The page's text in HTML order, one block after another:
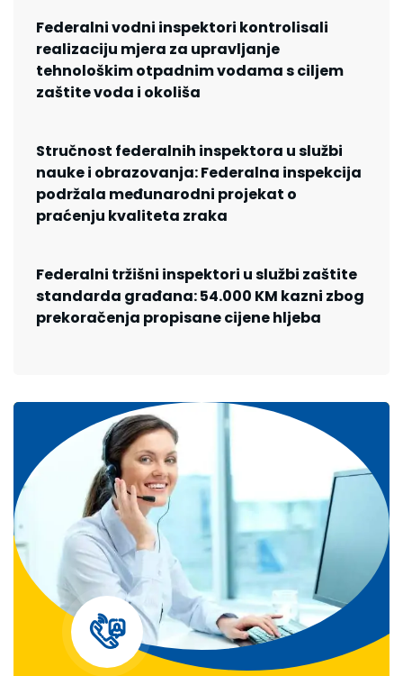
Federalni vodni inspektori kontrolisali
realizaciju mjera za upravljanje
tehnološkim otpadnim vodama s ciljem
zaštite voda i okoliša
Stručnost federalnih inspektora u službi
nauke i obrazovanja: Federalna inspekcija
podržala međunarodni projekat o
praćenju kvaliteta zraka
Federalni tržišni inspektori u službi zaštite
standarda građana: 54.000 KM kazni zbog
prekoračenja propisane cijene hljeba